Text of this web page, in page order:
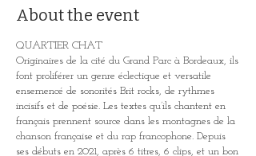
About the event
QUARTIER CHAT
Originaires de la cité du Grand Parc à Bordeaux, ils
font proliférer un genre éclectique et versatile
ensemencé de sonorités Brit rocks, de rythmes
incisifs et de poésie. Les textes qu’ils chantent en
français prennent source dans les montagnes de la
chanson française et du rap francophone. Depuis
ses débuts en 2021, après 6 titres, 6 clips, et un bon